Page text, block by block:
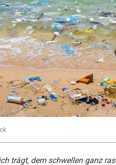
trägt, dem schwellen ganz